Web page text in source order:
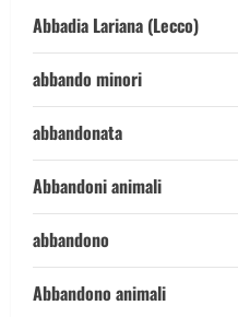
Abbadia Lariana (Lecco)
abbando minori
abbandonata
Abbandoni animali
abbandono
Abbandono animali